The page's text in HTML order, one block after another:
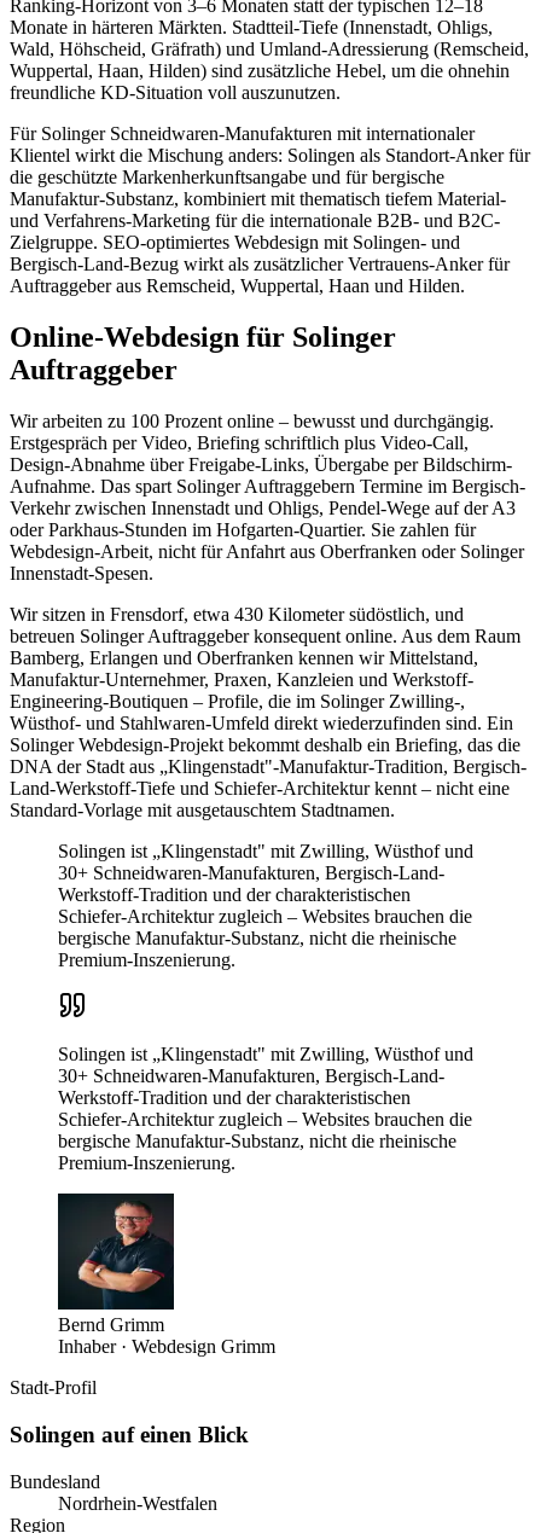
Ranking-Horizont von 3–6 Monaten statt der typischen 12–18
Monate in härteren Märkten. Stadtteil-Tiefe (Innenstadt, Ohligs,
Wald, Höhscheid, Gräfrath) und Umland-Adressierung (Remscheid,
Wuppertal, Haan, Hilden) sind zusätzliche Hebel, um die ohnehin
freundliche KD-Situation voll auszunutzen.
Für Solinger Schneidwaren-Manufakturen mit internationaler
Klientel wirkt die Mischung anders: Solingen als Standort-Anker für
die geschützte Markenherkunftsangabe und für bergische
Manufaktur-Substanz, kombiniert mit thematisch tiefem Material-
und Verfahrens-Marketing für die internationale B2B- und B2C-
Zielgruppe. SEO-optimiertes Webdesign mit Solingen- und
Bergisch-Land-Bezug wirkt als zusätzlicher Vertrauens-Anker für
Auftraggeber aus Remscheid, Wuppertal, Haan und Hilden.
Online-Webdesign für Solinger
Auftraggeber
Wir arbeiten zu 100 Prozent online – bewusst und durchgängig.
Erstgespräch per Video, Briefing schriftlich plus Video-Call,
Design-Abnahme über Freigabe-Links, Übergabe per Bildschirm-
Aufnahme. Das spart Solinger Auftraggebern Termine im Bergisch-
Verkehr zwischen Innenstadt und Ohligs, Pendel-Wege auf der A3
oder Parkhaus-Stunden im Hofgarten-Quartier. Sie zahlen für
Webdesign-Arbeit, nicht für Anfahrt aus Oberfranken oder Solinger
Innenstadt-Spesen.
Wir sitzen in Frensdorf, etwa 430 Kilometer südöstlich, und
betreuen Solinger Auftraggeber konsequent online. Aus dem Raum
Bamberg, Erlangen und Oberfranken kennen wir Mittelstand,
Manufaktur-Unternehmer, Praxen, Kanzleien und Werkstoff-
Engineering-Boutiquen – Profile, die im Solinger Zwilling-,
Wüsthof- und Stahlwaren-Umfeld direkt wiederzufinden sind. Ein
Solinger Webdesign-Projekt bekommt deshalb ein Briefing, das die
DNA der Stadt aus „Klingenstadt"-Manufaktur-Tradition, Bergisch-
Land-Werkstoff-Tiefe und Schiefer-Architektur kennt – nicht eine
Standard-Vorlage mit ausgetauschtem Stadtnamen.
Solingen ist „Klingenstadt" mit Zwilling, Wüsthof und
30+ Schneidwaren-Manufakturen, Bergisch-Land-
Werkstoff-Tradition und der charakteristischen
Schiefer-Architektur zugleich – Websites brauchen die
bergische Manufaktur-Substanz, nicht die rheinische
Premium-Inszenierung.
Solingen ist „Klingenstadt" mit Zwilling, Wüsthof und
30+ Schneidwaren-Manufakturen, Bergisch-Land-
Werkstoff-Tradition und der charakteristischen
Schiefer-Architektur zugleich – Websites brauchen die
bergische Manufaktur-Substanz, nicht die rheinische
Premium-Inszenierung.
Bernd Grimm
Inhaber · Webdesign Grimm
Stadt-Profil
Solingen auf einen Blick
Bundesland
Nordrhein-Westfalen
Region